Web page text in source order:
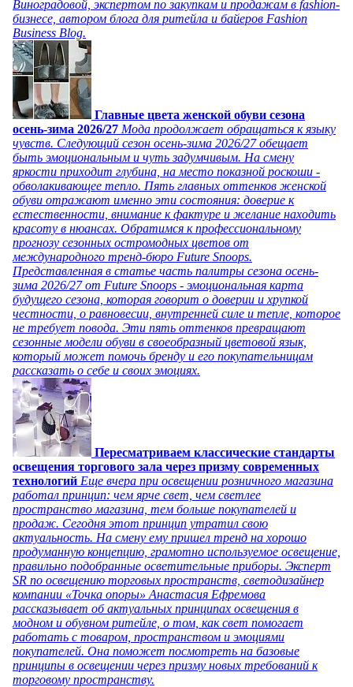
Виноградовой, экспертом по закупкам и продажам в fashion-
бизнесе, автором блога для ритейла и байеров Fashion
Business Blog.
Главные цвета женской обуви сезона
осень-зима 2026/27 Мода продолжает обращаться к языку
чувств. Следующий сезон осень-зима 2026/27 обещает
быть эмоциональным и чуть задумчивым. На смену
яркости приходит глубина, на место показной роскоши -
обволакивающее тепло. Пять главных оттенков женской
обуви отражают именно эти состояния: доверие к
естественности, внимание к фактуре и желание находить
красоту в нюансах. Обратимся к профессиональному
прогнозу сезонных остромодных цветов от
международного тренд-бюро Future Snoops.
Представленная в статье часть палитры сезона осень-
зима 2026/27 от Future Snoops - эмоциональная карта
будущего сезона, которая говорит о доверии и хрупкой
честности, о равновесии, внутренней силе и тепле, которое
не требует повода. Эти пять оттенков превращают
сезонные модели обуви в своеобразный цветовой язык,
который может помочь бренду и его покупательницам
рассказать о себе и своих эмоциях.
Пересматриваем классические стандарты
освещения торгового зала через призму современных
технологий Еще вчера при освещении розничного магазина
работал принцип: чем ярче свет, чем светлее
пространство магазина, тем больше покупателей и
продаж. Сегодня этот принцип утратил свою
актуальность. На смену ему пришел тренд на хорошо
продуманную концепцию, грамотно используемое освещение,
правильно подобранные осветительные приборы. Эксперт
SR по освещению торговых пространств, светодизайнер
компании «Точка опоры» Анастасия Ефремова
рассказывает об актуальных принципах освещения в
модном и обувном ритейле, о том, как свет помогает
работать с товаром, пространством и эмоциями
покупателей. Она поможет посмотреть на базовые
принципы в освещении через призму новых требований к
торговому пространству.